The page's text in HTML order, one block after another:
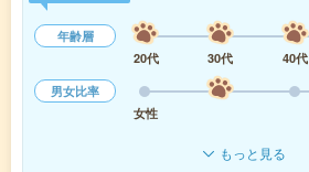
年齢層
20代
30代 40代
男女比率
女性
もっと見る